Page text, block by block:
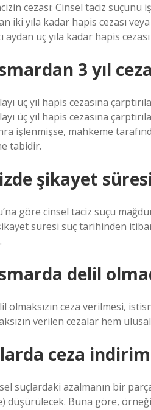
cezası: Cinsel taciz suçunu
iki yıla kadar hapis cezası
aydan üç yıla kadar hapis
3 yıl
üç yıl hapis cezasına
üç yıl hapis cezasına
işlenmişse, mahkeme
tabidir.
şikayet
göre cinsel taciz suçu
süresi suç tarihinden
delil
olmaksızın ceza verilmesi,
verilen cezalar hem
ceza
suçlardaki azalmanın bir
düşürülecek. Buna göre,